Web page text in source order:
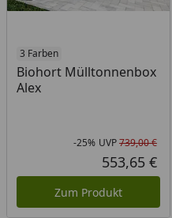
3 Farben
Biohort Mülltonnenbox
Alex
-25% UVP739,00 €
553,65 €
Zum Produkt